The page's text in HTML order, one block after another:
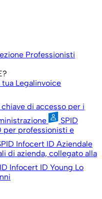
Professionisti
tua Legalinvoice
chiave di accesso per i
SPID
per professionisti e
Infocert ID Aziendale
di azienda, collegato alla
Infocert ID Young Lo